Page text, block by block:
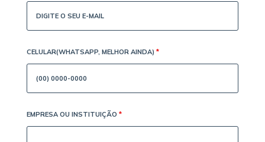
CELULAR(WHATSAPP, MELHOR AINDA) *
EMPRESA OU INSTITUIÇÃO *